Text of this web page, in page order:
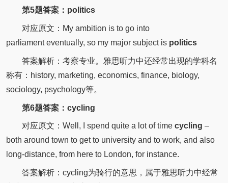
第5题答案：politics
对应原文：My ambition is to go into
parliamenteventually, so my major subject is politics
答案解析：考察专业。雅思听力中还经常出现的学科名
称有：history, marketing, economics, finance, biology,
sociology, psychology等。
第6题答案：cycling
对应原文：Well, I spend quite a lot of time cycling –
both around town to get to university and to work, and also
long-distance, from here to London, for instance.
答案解析：cycling为骑行的意思，属于雅思听力中经常